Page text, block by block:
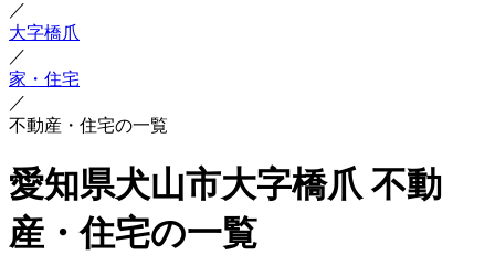
／
大字橋爪
／
家・住宅
／
不動産・住宅の一覧
愛知県犬山市大字橋爪 不動
産・住宅の一覧